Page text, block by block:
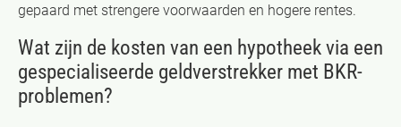
gepaard met strengere voorwaarden en hogere rentes.
Wat zijn de kosten van een hypotheek via een
gespecialiseerde geldverstrekker met BKR-
problemen?